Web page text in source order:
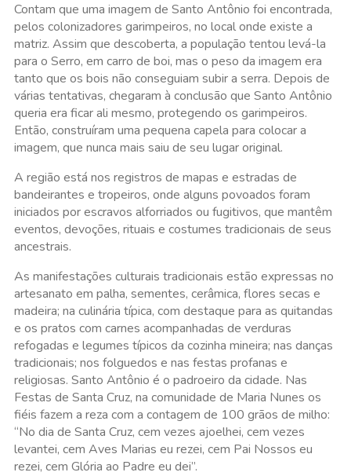
Contam que uma imagem de Santo Antônio foi encontrada,
pelos colonizadores garimpeiros, no local onde existe a
matriz. Assim que descoberta, a população tentou levá-la
para o Serro, em carro de boi, mas o peso da imagem era
tanto que os bois não conseguiam subir a serra. Depois de
várias tentativas, chegaram à conclusão que Santo Antônio
queria era ficar ali mesmo, protegendo os garimpeiros.
Então, construíram uma pequena capela para colocar a
imagem, que nunca mais saiu de seu lugar original.
A região está nos registros de mapas e estradas de
bandeirantes e tropeiros, onde alguns povoados foram
iniciados por escravos alforriados ou fugitivos, que mantêm
eventos, devoções, rituais e costumes tradicionais de seus
ancestrais.
As manifestações culturais tradicionais estão expressas no
artesanato em palha, sementes, cerâmica, flores secas e
madeira; na culinária típica, com destaque para as quitandas
e os pratos com carnes acompanhadas de verduras
refogadas e legumes típicos da cozinha mineira; nas danças
tradicionais; nos folguedos e nas festas profanas e
religiosas. Santo Antônio é o padroeiro da cidade. Nas
Festas de Santa Cruz, na comunidade de Maria Nunes os
fiéis fazem a reza com a contagem de 100 grãos de milho:
“No dia de Santa Cruz, cem vezes ajoelhei, cem vezes
levantei, cem Aves Marias eu rezei, cem Pai Nossos eu
rezei, cem Glória ao Padre eu dei”.